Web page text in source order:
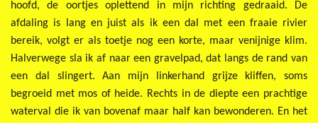
hoofd, de oortjes oplettend in mijn richting gedraaid. De
afdaling is lang en juist als ik een dal met een fraaie rivier
bereik, volgt er als toetje nog een korte, maar venijnige klim.
Halverwege sla ik af naar een gravelpad, dat langs de rand van
een dal slingert. Aan mijn linkerhand grijze kliffen, soms
begroeid met mos of heide. Rechts in de diepte een prachtige
waterval die ik van bovenaf maar half kan bewonderen. En het